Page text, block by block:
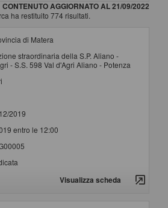
CONTENUTO AGGIORNATO AL 21/09/2022
ha restituito 774 risultati.
di Matera
straordinaria della S.P. Aliano -
- S.S. 598 Val d'Agri Aliano - Potenza
2019
entro le 12:00
Visualizza scheda